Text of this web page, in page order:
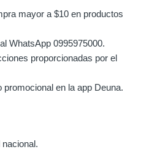
mayor a $10 en productos
WhatsApp 0995975000.
proporcionadas por el
promocional en la app Deuna.